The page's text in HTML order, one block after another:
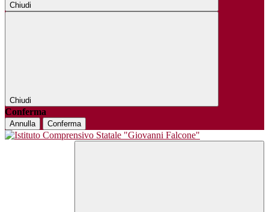
Chiudi
Chiudi
Conferma
Annulla Conferma